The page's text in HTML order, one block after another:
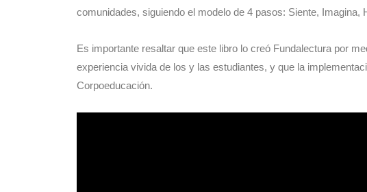
comunidades, siguiendo el modelo de 4 pasos: Siente, Imagina,
Es importante resaltar que este libro lo creó Fundalectura por
experiencia vivida de los y las estudiantes, y que la
Corpoeducación.